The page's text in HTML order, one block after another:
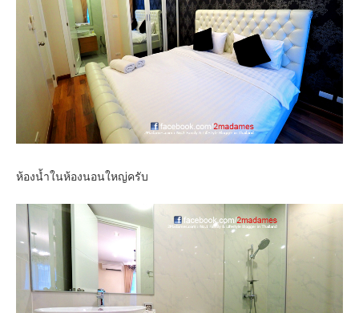
ห้องน้ำในห้องนอนใหญ่ครับ